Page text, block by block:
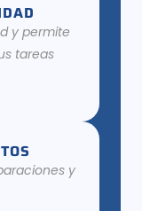
y permite
tareas
y